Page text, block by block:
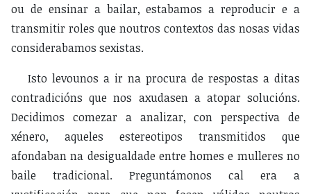
ou de ensinar a bailar, estabamos a reproducir e a
transmitir roles que noutros contextos das nosas vidas
considerabamos sexistas.
Isto levounos a ir na procura de respostas a ditas
contradicións que nos axudasen a atopar solucións.
Decidimos comezar a analizar, con perspectiva de
xénero, aqueles estereotipos transmitidos que
afondaban na desigualdade entre homes e mulleres no
baile tradicional. Preguntámonos cal era a